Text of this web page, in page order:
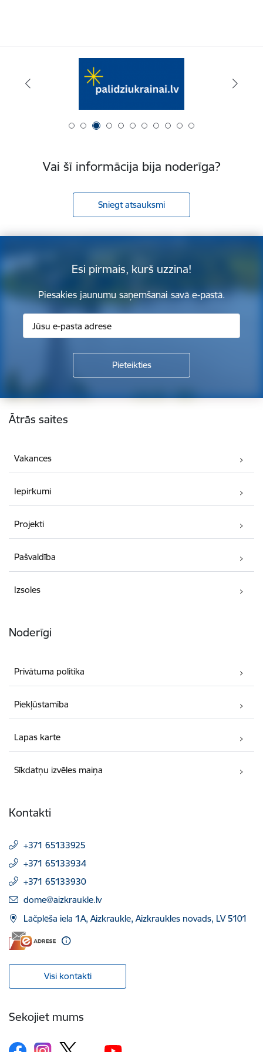
Vai šī informācija bija noderīga?
Sniegt atsauksmi
Esi pirmais, kurš uzzina!
Piesakies jaunumu saņemšanai savā e-pastā.
Kājene
Ātrās saites
Vakances
Iepirkumi
Projekti
Pašvaldība
Izsoles
Noderīgi
Privātuma politika
Piekļūstamība
Lapas karte
Sīkdatņu izvēles maiņa
Kontakti
+371 65133925
+371 65133934
+371 65133930
E-pasts:
dome@aizkraukle.lv
Lāčplēša iela 1A, Aizkraukle, Aizkraukles novads, LV 5101
Visi kontakti
Sekojiet mums